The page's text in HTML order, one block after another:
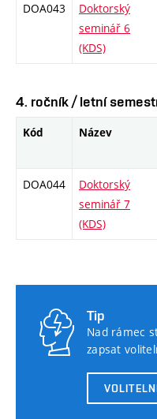
DOA043
Doktorský
seminář 6
(KDS)
4. ročník / letní
Kód Název
DOA044
Doktorský
seminář 7
(KDS)
Tip
Nad rámec
zapsat